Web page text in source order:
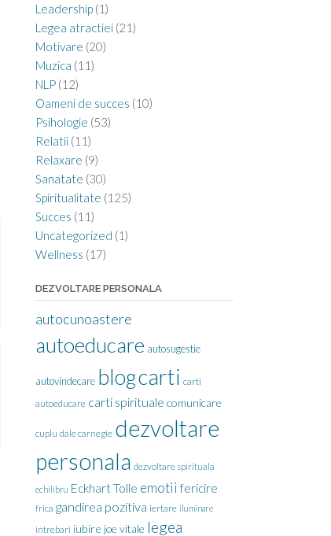
Leadership(1)
Legea atractiei(21)
Motivare (20)
Muzica (11)
NLP(12)
Oameni de succes (10)
Psihologie (53)
Relatii(11)
Relaxare (9)
Sanatate (30)
Spiritualitate (125)
Succes (11)
Uncategorized (1)
Wellness (17)
DEZVOLTARE PERSONALA
autocunoastere
autoeducare autosugestie
autovindecare blogcarti carti
autoeducare carti spirituale comunicare
cuplu dale carnegie dezvoltare
personala dezvoltare spirituala
echilibru Eckhart Tolle emotii fericire
frica gandirea pozitiva iertare iluminare
intrebari iubire joe vitale legea